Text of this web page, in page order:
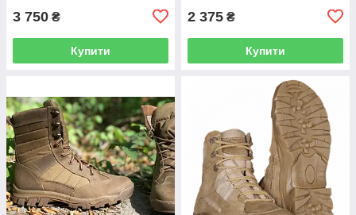
3 750 ₴
Купити
2 375 ₴
Купити